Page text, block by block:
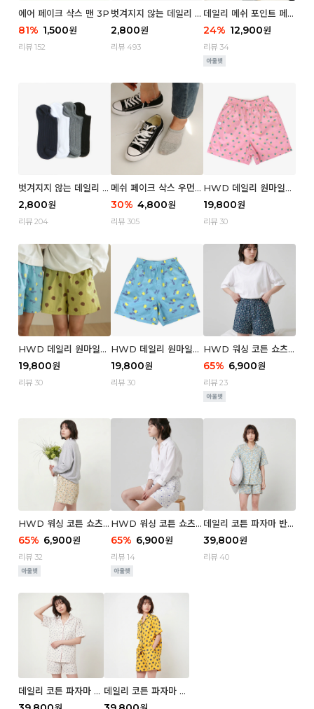
에어 페이크 삭스 맨 3P
81% 1,500원
리뷰 152
벗겨지지 않는 데일리 페
이크 삭스 (우먼)
2,800원
리뷰 493
데일리 메쉬 포인트 페이
크 삭스 우먼 4P
24% 12,900원
리뷰 34
벗겨지지 않는 데일리 페
이크 삭스 (맨)
2,800원
리뷰 204
메쉬 페이크 삭스 우먼 3
P
30% 4,800원
리뷰 305
HWD 데일리 원마일
쇼츠 - 04 Aroma (우
먼)
19,800원
리뷰 30
HWD 데일리 원마일
쇼츠 - 03 Poodle (우
먼)
19,800원
리뷰 30
HWD 데일리 원마일
쇼츠 - 02 Chouchou
(우먼)
19,800원
리뷰 30
HWD 워싱 코튼 쇼츠
(우먼) - 03 Berry tre
e
65% 6,900원
리뷰 23
HWD 워싱 코튼 쇼츠
(우먼) - 02 Retro flo
wer
65% 6,900원
리뷰 32
HWD 워싱 코튼 쇼츠
(우먼) - 01 Blue whal
e
65% 6,900원
리뷰 14
데일리 코튼 파자마 반팔
세트 (우먼) - 03 Sum
mer lane
39,800원
리뷰 40
데일리 코튼 파자마 반
팔 세트 (우먼) - 02
데일리 코튼 파자마 반
팔 세트 (우먼) - 01 Mi